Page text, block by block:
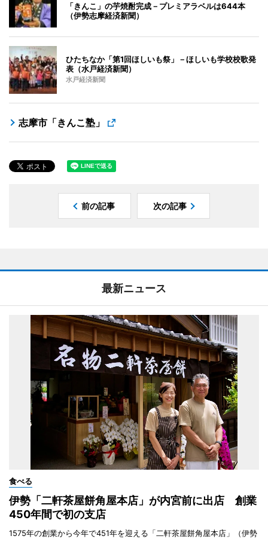
「きんこ」の芋焼酎完成－プレミアラベルは644本
（伊勢志摩経済新聞）
ひたちなか「第1回ほしいも祭」－ほしいも学校校歌発
表（水戸経済新聞）
水戸経済新聞
志摩市「きんこ塾」
前の記事 次の記事
最新ニュース
食べる
伊勢「二軒茶屋餅角屋本店」が内宮前に出店 創業
450年間で初の支店
1575年の創業から今年で451年を迎える「二軒茶屋餅角屋本店」（伊勢